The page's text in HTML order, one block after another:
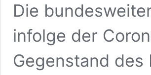
Die
infolge der
Gegenstand des